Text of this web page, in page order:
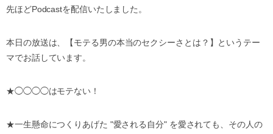
先ほどPodcastを配信いたしました。
本日の放送は、【モテる男の本当のセクシーさとは？】というテー
マでお話しています。
★◯◯◯◯はモテない！
★一生懸命につくりあげた "愛される自分" を愛されても、その人の